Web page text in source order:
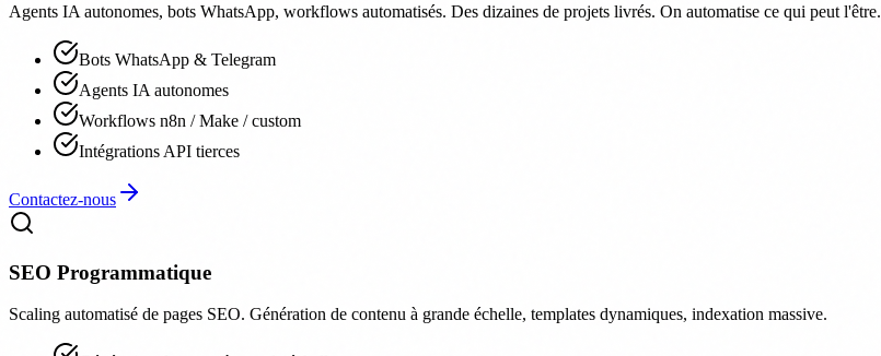
Agents IA autonomes, bots WhatsApp, workflows automatisés. Des dizaines de projets livrés. On automatise ce qui peut l'être.
Bots WhatsApp & Telegram
Agents IA autonomes
Workflows n8n / Make / custom
Intégrations API tierces
Contactez-nous
SEO Programmatique
Scaling automatisé de pages SEO. Génération de contenu à grande échelle, templates dynamiques, indexation massive.